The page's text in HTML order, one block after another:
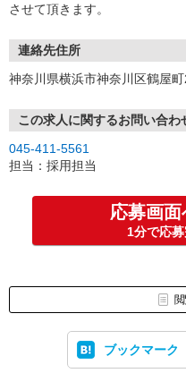
させて頂きます。
連絡先住所
神奈川県横浜市神奈川区鶴屋
この求人に関するお問い合わ
045-411-5561
担当：採用担当
応募画
1分で応
ブックマーク